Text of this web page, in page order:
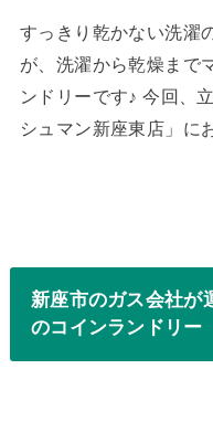
すっきり乾かない洗濯
が、洗濯から乾燥まで
ンドリーです♪ 今回、
シュマン新座東店」に
新座市のガス会社が
のコインランドリー